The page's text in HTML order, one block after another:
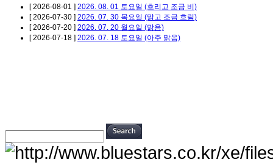
[ 2026-08-01 ] 2026. 08. 01 토요일 (흐리고 조금 비)
[ 2026-07-30 ] 2026. 07. 30 목요일 (맑고 조금 흐림)
[ 2026-07-20 ] 2026. 07. 20 월요일 (맑음)
[ 2026-07-18 ] 2026. 07. 18 토요일 (아주 맑음)